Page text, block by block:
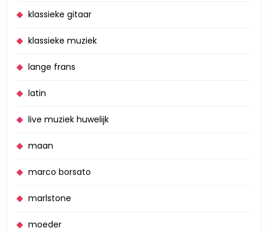
klassieke gitaar
klassieke muziek
lange frans
latin
live muziek huwelijk
maan
marco borsato
marlstone
moeder